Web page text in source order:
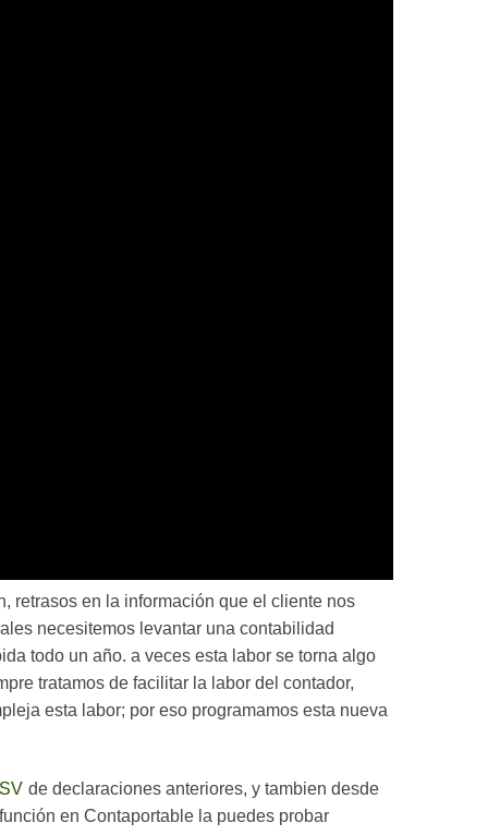
retrasos en la información que el cliente nos
necesitemos levantar una contabilidad
todo un año. a veces esta labor se torna algo
tratamos de facilitar la labor del contador,
esta labor; por eso programamos esta nueva
de declaraciones anteriores, y tambien desde
en Contaportable la puedes probar